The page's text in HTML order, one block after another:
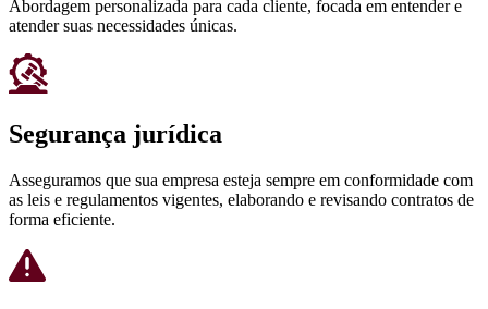
Abordagem personalizada para cada cliente, focada em entender e
atender suas necessidades únicas.
Segurança jurídica
Asseguramos que sua empresa esteja sempre em conformidade com
as leis e regulamentos vigentes, elaborando e revisando contratos de
forma eficiente.